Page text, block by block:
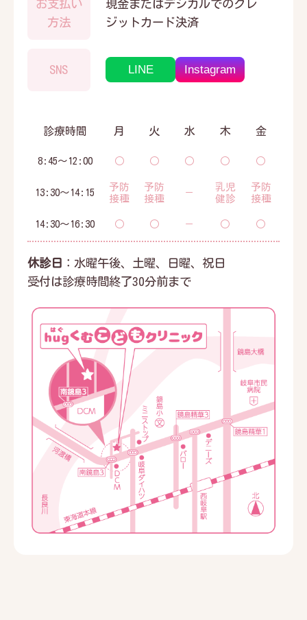
お支払い
方法
現金またはデジカルでのクレ
ジットカード決済
SNS LINE Instagram
診療時間 月 火 水 木 金
8:45～12:00 ○ ○ ○ ○ ○
13:30～14:15
予防
接種
予防
接種
－
乳児
健診
予防
接種
14:30～16:30 ○ ○ － ○ ○
休診日 ：水曜午後、土曜、日曜、祝日
受付は診療時間終了30分前まで